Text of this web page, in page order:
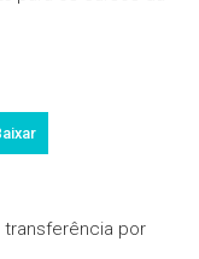
transferência por